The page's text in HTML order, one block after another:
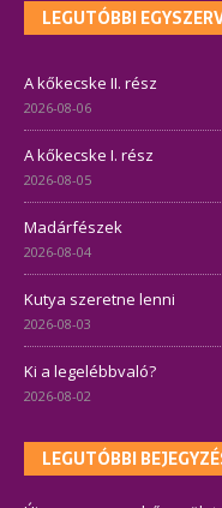
LEGUTÓBBI
A kőkecske II. rész
2026-08-06
A kőkecske I. rész
2026-08-05
Madárfészek
2026-08-04
Kutya szeretne lenni
2026-08-03
Ki a legelébbvaló?
2026-08-02
LEGUTÓBBI